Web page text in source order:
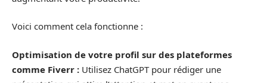
Voici comment cela fonctionne :
Optimisation de votre profil sur des plateformes
comme Fiverr : Utilisez ChatGPT pour rédiger une